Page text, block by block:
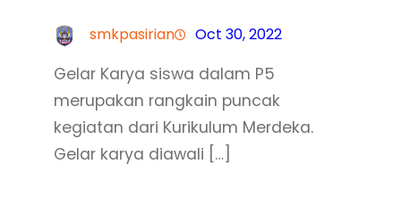
smkpasirian Oct 30, 2022
Gelar Karya siswa dalam P5
merupakan rangkain puncak
kegiatan dari Kurikulum Merdeka.
Gelar karya diawali […]